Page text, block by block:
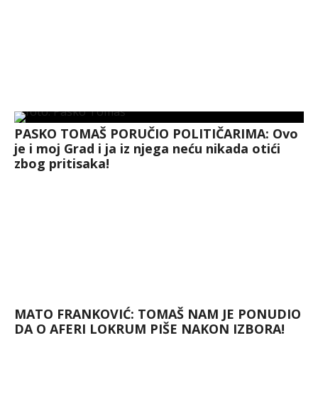
PASKO TOMAŠ PORUČIO POLITIČARIMA: Ovo
je i moj Grad i ja iz njega neću nikada otići
zbog pritisaka!
MATO FRANKOVIĆ: TOMAŠ NAM JE PONUDIO
DA O AFERI LOKRUM PIŠE NAKON IZBORA!